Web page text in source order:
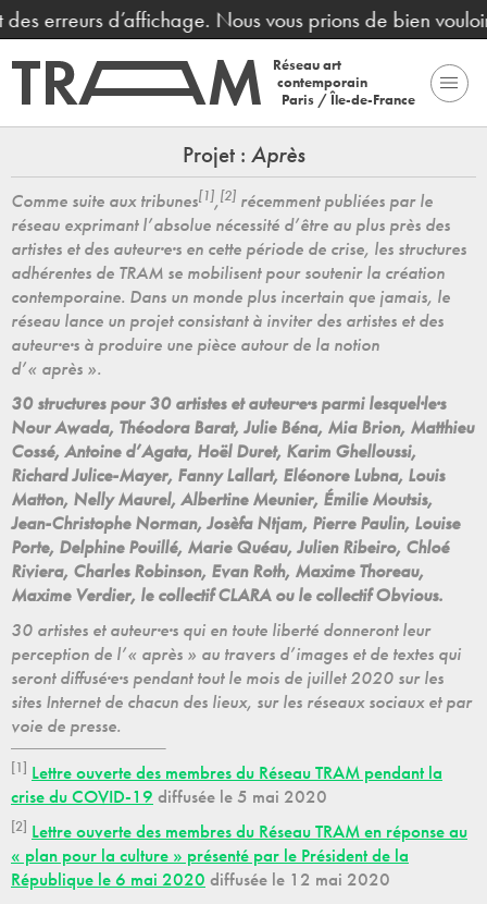
d’affichage. Nous vous prions de bien vouloir nous
Réseau art
contemporain
Paris / Île-de-France
Projet : Après
Comme suite aux tribunes[1],[2] récemment publiées par le
réseau exprimant l’absolue nécessité d’être au plus près des
artistes et des auteur·e·s en cette période de crise, les structures
adhérentes de TRAM se mobilisent pour soutenir la création
contemporaine. Dans un monde plus incertain que jamais, le
réseau lance un projet consistant à inviter des artistes et des
auteur·e·s à produire une pièce autour de la notion
d’« après ».
30 structures pour 30 artistes et auteur·e·s parmi lesquel·le·s
Nour Awada, Théodora Barat, Julie Béna, Mia Brion, Matthieu
Cossé, Antoine d’Agata, Hoël Duret, Karim Ghelloussi,
Richard Julice-Mayer, Fanny Lallart, Eléonore Lubna, Louis
Matton, Nelly Maurel, Albertine Meunier, Émilie Moutsis,
Jean-Christophe Norman, Josèfa Ntjam, Pierre Paulin, Louise
Porte, Delphine Pouillé, Marie Quéau, Julien Ribeiro, Chloé
Riviera, Charles Robinson, Evan Roth, Maxime Thoreau,
Maxime Verdier, le collectif CLARA ou le collectif Obvious.
30 artistes et auteur·e·s qui en toute liberté donneront leur
perception de l’« après » au travers d’images et de textes qui
seront diffusé·e·s pendant tout le mois de juillet 2020 sur les
sites Internet de chacun des lieux, sur les réseaux sociaux et par
voie de presse.
[1] Lettre ouverte des membres du Réseau TRAM pendant la
crise du COVID-19 diffusée le 5 mai 2020
[2] Lettre ouverte des membres du Réseau TRAM en réponse au
« plan pour la culture » présenté par le Président de la
République le 6 mai 2020 diffusée le 12 mai 2020